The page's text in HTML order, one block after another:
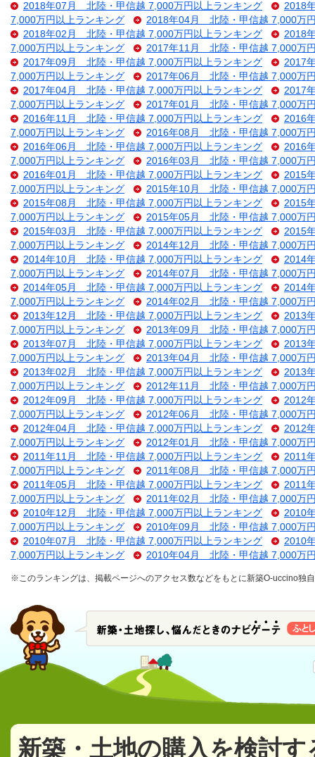
2018年07月 北陸・甲信越 7,000万円以上ランキング
2018
7,000万円以上ランキング
2018年04月 北陸・甲信越 7,000万
2018年02月 北陸・甲信越 7,000万円以上ランキング
2018
7,000万円以上ランキング
2017年11月 北陸・甲信越 7,000万
2017年09月 北陸・甲信越 7,000万円以上ランキング
2017
7,000万円以上ランキング
2017年06月 北陸・甲信越 7,000万
2017年04月 北陸・甲信越 7,000万円以上ランキング
2017
7,000万円以上ランキング
2017年01月 北陸・甲信越 7,000万
2016年11月 北陸・甲信越 7,000万円以上ランキング
2016
7,000万円以上ランキング
2016年08月 北陸・甲信越 7,000万
2016年06月 北陸・甲信越 7,000万円以上ランキング
2016
7,000万円以上ランキング
2016年03月 北陸・甲信越 7,000万
2016年01月 北陸・甲信越 7,000万円以上ランキング
2015
7,000万円以上ランキング
2015年10月 北陸・甲信越 7,000万
2015年08月 北陸・甲信越 7,000万円以上ランキング
2015
7,000万円以上ランキング
2015年05月 北陸・甲信越 7,000万
2015年03月 北陸・甲信越 7,000万円以上ランキング
2015
7,000万円以上ランキング
2014年12月 北陸・甲信越 7,000万
2014年10月 北陸・甲信越 7,000万円以上ランキング
2014
7,000万円以上ランキング
2014年07月 北陸・甲信越 7,000万
2014年05月 北陸・甲信越 7,000万円以上ランキング
2014
7,000万円以上ランキング
2014年02月 北陸・甲信越 7,000万
2013年12月 北陸・甲信越 7,000万円以上ランキング
2013
7,000万円以上ランキング
2013年09月 北陸・甲信越 7,000万
2013年07月 北陸・甲信越 7,000万円以上ランキング
2013
7,000万円以上ランキング
2013年04月 北陸・甲信越 7,000万
2013年02月 北陸・甲信越 7,000万円以上ランキング
2013
7,000万円以上ランキング
2012年11月 北陸・甲信越 7,000万
2012年09月 北陸・甲信越 7,000万円以上ランキング
2012
7,000万円以上ランキング
2012年06月 北陸・甲信越 7,000万
2012年04月 北陸・甲信越 7,000万円以上ランキング
2012
7,000万円以上ランキング
2012年01月 北陸・甲信越 7,000万
2011年11月 北陸・甲信越 7,000万円以上ランキング
2011
7,000万円以上ランキング
2011年08月 北陸・甲信越 7,000万
2011年05月 北陸・甲信越 7,000万円以上ランキング
2011
7,000万円以上ランキング
2011年02月 北陸・甲信越 7,000万
2010年12月 北陸・甲信越 7,000万円以上ランキング
2010
7,000万円以上ランキング
2010年09月 北陸・甲信越 7,000万
2010年07月 北陸・甲信越 7,000万円以上ランキング
2010
7,000万円以上ランキング
2010年04月 北陸・甲信越 7,000万
※このランキングは、掲載ページへのアクセス数などをもとに新築O-uccino独
新築・土地の購入を検討